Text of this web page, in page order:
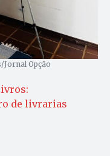
Opção
de livrarias